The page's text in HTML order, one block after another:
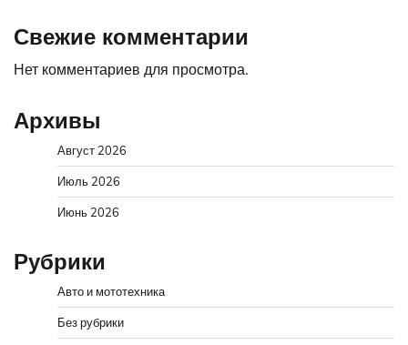
Свежие комментарии
Нет комментариев для просмотра.
Архивы
Август 2026
Июль 2026
Июнь 2026
Рубрики
Авто и мототехника
Без рубрики